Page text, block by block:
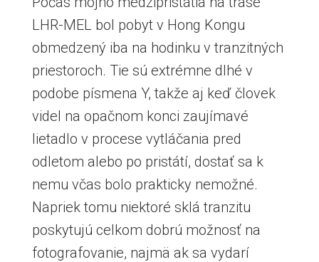
LHR-MEL bol pobyt v Hong Kongu
obmedzený iba na hodinku v tranzitných
priestoroch. Tie sú extrémne dlhé v
podobe písmena Y, takže aj keď človek
videl na opačnom konci zaujímavé
lietadlo v procese vytláčania pred
odletom alebo po pristátí, dostať sa k
nemu včas bolo prakticky nemožné.
Napriek tomu niektoré sklá tranzitu
poskytujú celkom dobrú možnosť na
fotografovanie, najmä ak sa vydarí